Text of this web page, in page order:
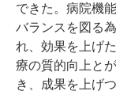
できた。病院機
バランスを図る
れ、効果を上げ
療の質的向上と
き、成果を上げ